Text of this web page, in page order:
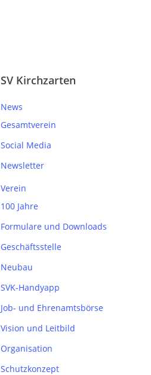
SV Kirchzarten
News
Gesamtverein
Social Media
Newsletter
Verein
100 Jahre
Formulare und Downloads
Geschäftsstelle
Neubau
SVK-Handyapp
Job- und Ehrenamtsbörse
Vision und Leitbild
Organisation
Schutzkonzept